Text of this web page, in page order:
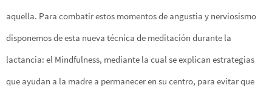
aquella. Para combatir estos momentos de angustia y nerviosismo
disponemos de esta nueva técnica de meditación durante la
lactancia: el Mindfulness, mediante la cual se explican estrategias
que ayudan a la madre a permanecer en su centro, para evitar que